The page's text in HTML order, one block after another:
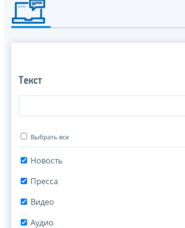
Текст
Выбрать все
Новость
Пресса
Видео
Аудио